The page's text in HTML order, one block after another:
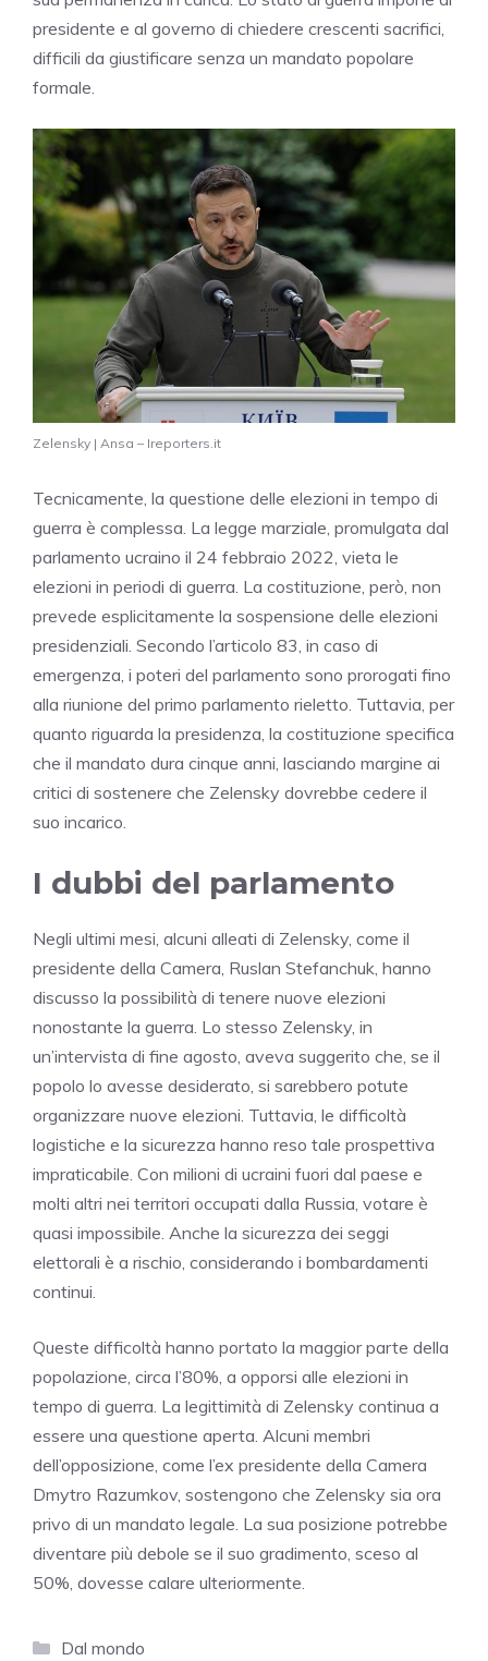
presidente e al governo di chiedere crescenti sacrifici,
difficili da giustificare senza un mandato popolare
formale.
Zelensky | Ansa – Ireporters.it
Tecnicamente, la questione delle elezioni in tempo di
guerra è complessa. La legge marziale, promulgata dal
parlamento ucraino il 24 febbraio 2022, vieta le
elezioni in periodi di guerra. La costituzione, però, non
prevede esplicitamente la sospensione delle elezioni
presidenziali. Secondo l’articolo 83, in caso di
emergenza, i poteri del parlamento sono prorogati fino
alla riunione del primo parlamento rieletto. Tuttavia, per
quanto riguarda la presidenza, la costituzione specifica
che il mandato dura cinque anni, lasciando margine ai
critici di sostenere che Zelensky dovrebbe cedere il
suo incarico.
I dubbi del parlamento
Negli ultimi mesi, alcuni alleati di Zelensky, come il
presidente della Camera, Ruslan Stefanchuk, hanno
discusso la possibilità di tenere nuove elezioni
nonostante la guerra. Lo stesso Zelensky, in
un’intervista di fine agosto, aveva suggerito che, se il
popolo lo avesse desiderato, si sarebbero potute
organizzare nuove elezioni. Tuttavia, le difficoltà
logistiche e la sicurezza hanno reso tale prospettiva
impraticabile. Con milioni di ucraini fuori dal paese e
molti altri nei territori occupati dalla Russia, votare è
quasi impossibile. Anche la sicurezza dei seggi
elettorali è a rischio, considerando i bombardamenti
continui.
Queste difficoltà hanno portato la maggior parte della
popolazione, circa l’80%, a opporsi alle elezioni in
tempo di guerra. La legittimità di Zelensky continua a
essere una questione aperta. Alcuni membri
dell’opposizione, come l’ex presidente della Camera
Dmytro Razumkov, sostengono che Zelensky sia ora
privo di un mandato legale. La sua posizione potrebbe
diventare più debole se il suo gradimento, sceso al
50%, dovesse calare ulteriormente.
Categorie
Dal mondo